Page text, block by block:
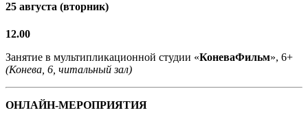
25 августа (вторник)
12.00
Занятие в мультипликационной студии «КоневаФильм», 6+
(Конева, 6, читальный зал)
ОНЛАЙН-МЕРОПРИЯТИЯ